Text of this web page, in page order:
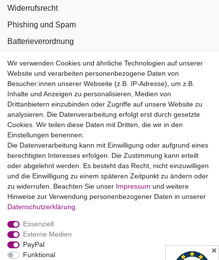
Wir verwenden Cookies und ähnliche Technologien auf unserer
Website und verarbeiten personenbezogene Daten von
Besucher:innen unserer Webseite (z.B. IP-Adresse), um z.B.
Inhalte und Anzeigen zu personalisieren, Medien von
Drittanbietern einzubinden oder Zugriffe auf unsere Website zu
analysieren. Die Datenverarbeitung erfolgt erst durch gesetzte
Cookies. Wir teilen diese Daten mit Dritten, die wir in den
Einstellungen benennen.
Die Datenverarbeitung kann mit Einwilligung oder aufgrund eines
berechtigten Interesses erfolgen. Die Zustimmung kann erteilt
oder abgelehnt werden. Es besteht das Recht, nicht einzuwilligen
und die Einwilligung zu einem späteren Zeitpunkt zu ändern oder
zu widerrufen. Beachten Sie unser Impressum und weitere
Hinweise zur Verwendung personenbezogener Daten in unserer
Daten­schutz­erklärung
Essenziell
Externe Medien
PayPal
Funktional
Widerrufsrecht
Phishing und Spam
Batterieverordnung
Bildnachweise
AGB
Vertrag widerrufen
B2BKunden
Zum Händlerbereich
PrivatKunden
Neukundenanmeldung
Mein Konto
Zahlung & Versand ✕